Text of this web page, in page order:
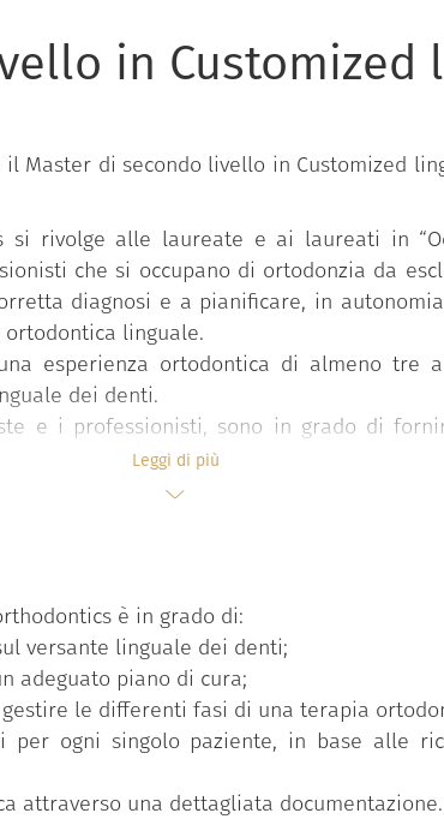
in Customized
Master di secondo livello in Customized
si rivolge alle laureate e ai laureati in
che si occupano di ortodonzia da
diagnosi e a pianificare, in
linguale.
esperienza ortodontica di almeno tre
dei denti.
e i professionisti, sono in grado di
Tale rimedio, oltre a essere
Parimenti, l’aspirante conosce
eventuali complicanze ortodontiche.
delle caratteristiche e delle novità
delle prescrizioni e alla gestione delle
procedure di bandaggio, sulla
e livellamento a seconda
Infine, sono descritte le differenti
o miniviti per l’ancoraggio
Leggi di più
è in grado di:
versante linguale dei denti;
adeguato piano di cura;
le differenti fasi di una terapia
ogni singolo paziente, in base alle
attraverso una dettagliata documentazione.